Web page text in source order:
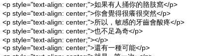
<p style="text-align: center;">如果有人捅你的胳肢窩</p>
<p style="text-align: center;">你會覺得很癢很突然</p>
<p style="text-align: center;">所以，敏感的牙齒會酸疼</p>
<p style="text-align: center;">也不足為奇</p>
<p style="text-align: center;"></p>
<p style="text-align: center;">還有一種可能</p>